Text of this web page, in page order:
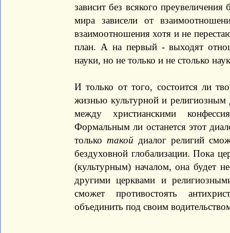
зависит без всякого
мира зависели от
взаимоотношения хотя и не
план. А на первый - выходят
науки, но не только и не столько
И только от того, состоится ли
жизнью культурной и религиозным
между христианскими
Формальным ли останется этот
только такой диалог религий
бездуховной глобализации. Пока
(культурным) началом, она будет
другими церквами и
сможет противостоять
объединить под своим